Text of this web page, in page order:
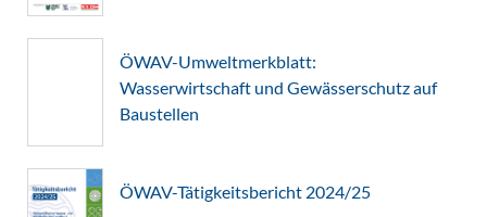
ÖWAV-Umweltmerkblatt:
Wasserwirtschaft und Gewässerschutz auf
Baustellen
ÖWAV-Tätigkeitsbericht 2024/25